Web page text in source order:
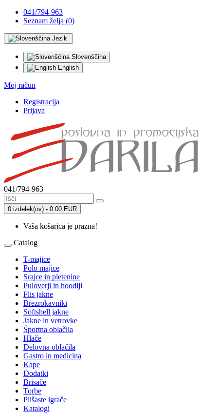
041/794-963
Seznam želja (0)
Jezik
Slovenščina
English
Moj račun
Registracija
Prijava
041/794-963
0 izdelek(ov) - 0.00 EUR
Vaša košarica je prazna!
Catalog
T-majice
Polo majice
Srajce in pletenine
Puloverji in hoodiji
Flis jakne
Brezrokavniki
Softshell jakne
Jakne in vetrovke
Športna oblačila
Hlače
Delovna oblačila
Gastro in medicina
Kape
Dodatki
Brisače
Torbe
Plišaste igrače
Katalogi